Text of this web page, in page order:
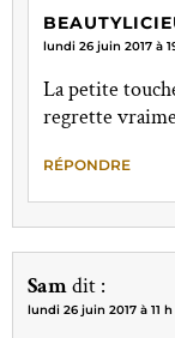
lundi 26 juin 2017 à
La petite
regrette
RÉPONDRE
Samdit :
lundi 26 juin 2017 à 11